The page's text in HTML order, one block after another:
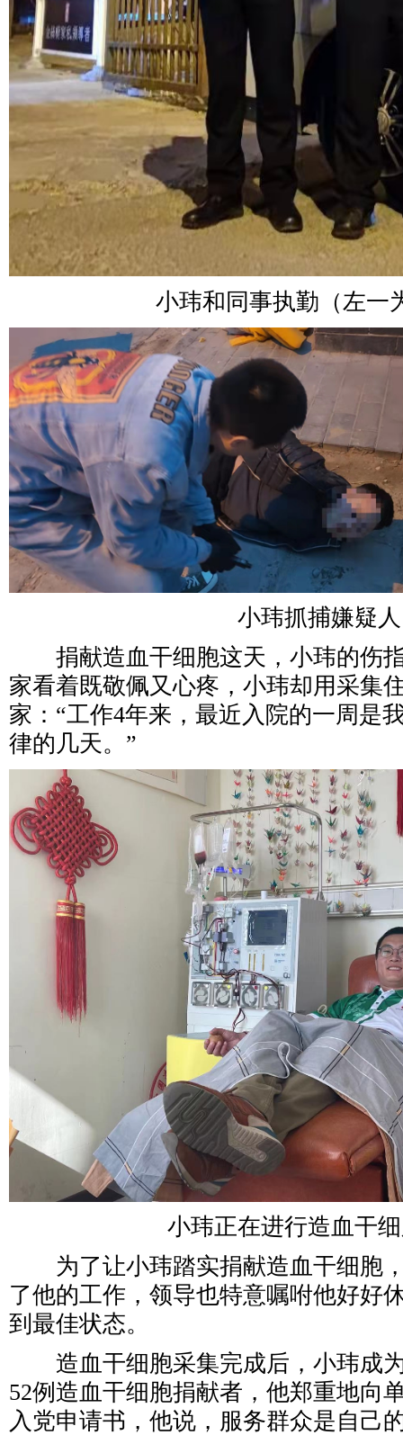
小玮和同事执勤（左一
小玮抓捕嫌疑人
捐献造血干细胞这天，小玮的伤
家看着既敬佩又心疼，小玮却用采集
家：“工作4年来，最近入院的一周是
律的几天。”
小玮正在进行造血干细
为了让小玮踏实捐献造血干细胞
了他的工作，领导也特意嘱咐他好好
到最佳状态。
造血干细胞采集完成后，小玮成为
52例造血干细胞捐献者，他郑重地向
入党申请书，他说，服务群众是自己